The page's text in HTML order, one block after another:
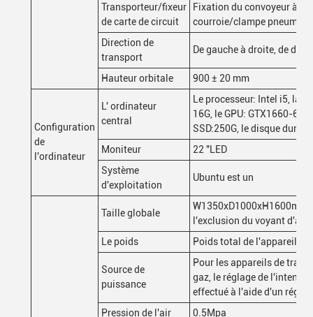
Transporteur/fixeur
de carte de circuit
Fixation du convoyeur à
courroie/clampe
Direction de
transport
De gauche à droite, de
Hauteur orbitale 900 ± 20 mm
Configuration
de
l'ordinateur
L' ordinateur
central
Le processeur: Intel i5, la
16G, le GPU: GTX1660-
SSD:250G, le disque dur: 2T
Moniteur
22 "LED
Système
d'exploitation
Ubuntu est un
Taille globale
W1350xD1000xH1600mm
l'exclusion du voyant
Le poids
Poids total de l'appareil
Source de
puissance
Pour les appareils de
gaz, le réglage de
effectué à l'aide d'un
Pression de l'air
0.5Mpa